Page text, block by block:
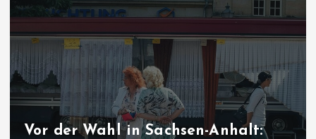
Vor der Wahl in Sachsen-Anhalt: